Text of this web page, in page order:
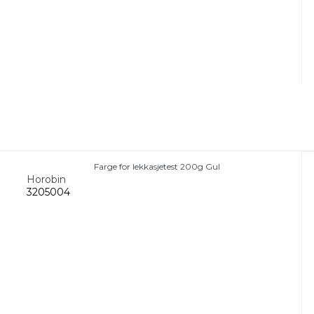
Farge for lekkasjetest 200g Gul
Horobin
3205004